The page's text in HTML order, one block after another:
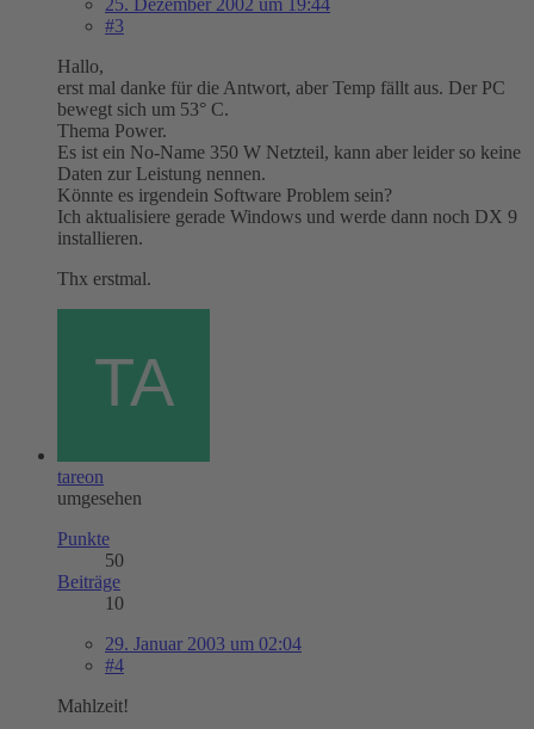
#3
Hallo,
erst mal danke für die Antwort, aber Temp fällt aus. Der PC
bewegt sich um 53° C.
Thema Power.
Es ist ein No-Name 350 W Netzteil, kann aber leider so keine
Daten zur Leistung nennen.
Könnte es irgendein Software Problem sein?
Ich aktualisiere gerade Windows und werde dann noch DX 9
installieren.
Thx erstmal.
tareon
umgesehen
Punkte
50
Beiträge
10
29. Januar 2003 um 02:04
#4
Mahlzeit!